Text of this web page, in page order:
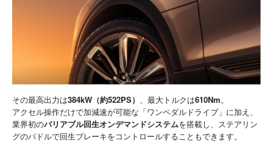
その最高出力は384kW（約522PS） 、最大トルクは610Nm。
アクセル操作だけで加減速が可能な「ワンペダルドライブ」に加え、
業界初のバリアブル回生オンデマンドシステムを搭載し、ステアリン
グのパドルで回生ブレーキをコントロールすることもできます。